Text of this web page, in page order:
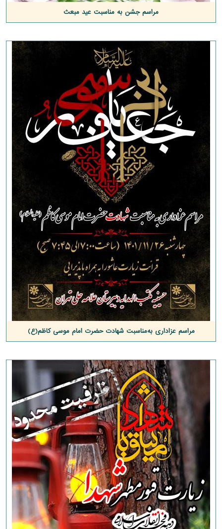
مراسم جشن به مناسبت عید مبعث
مراسم عزاداری به‌مناسبت شهادت حضرت امام موسی کاظم(ع)